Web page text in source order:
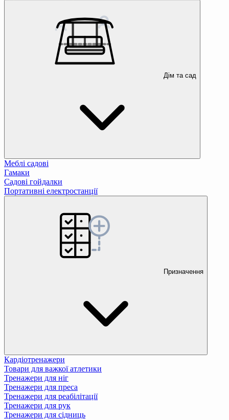
Дім та сад
Меблі садові
Гамаки
Садові гойдалки
Портативні електростанції
Призначення
Кардіотренажери
Товари для важкої атлетики
Тренажери для ніг
Тренажери для преса
Тренажери для реабілітації
Тренажери для рук
Тренажери для сідниць